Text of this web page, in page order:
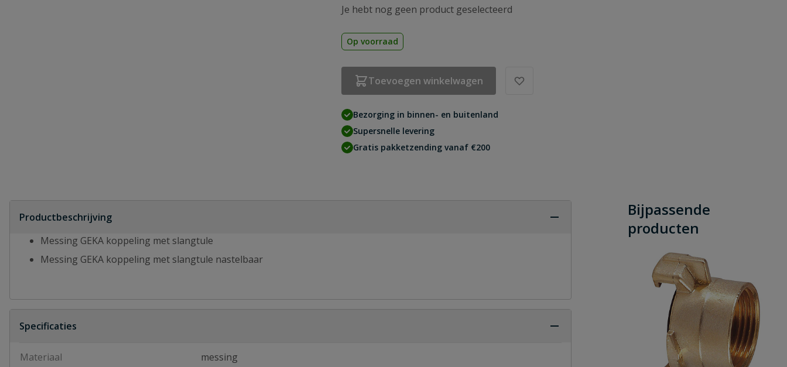
Je hebt nog geen product geselecteerd
Op voorraad
Toevoegen winkelwagen
Bezorging in binnen- en buitenland
Supersnelle levering
Gratis pakketzending vanaf €200
Productbeschrijving
Messing GEKA koppeling met slangtule
Messing GEKA koppeling met slangtule nastelbaar
Specificaties
Materiaal messing
Bijpassende
producten